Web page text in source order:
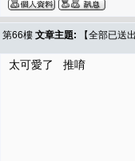
第66樓 文章主題: 【全部已送
太可愛了 推唷